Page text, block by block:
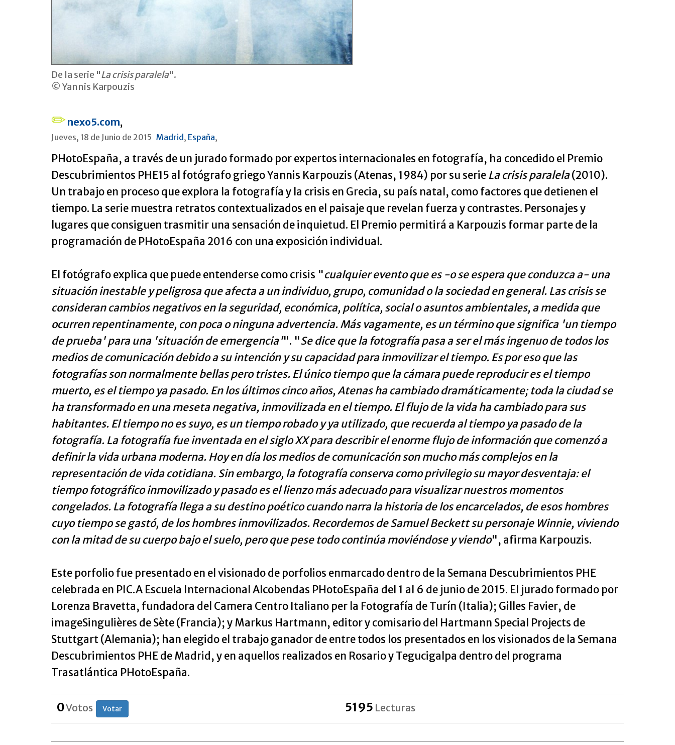
De la serie "La crisis paralela".
© Yannis Karpouzis
nexo5.com,
Jueves, 18 de Junio de 2015 Madrid , España,
PHotoEspaña, a través de un jurado formado por expertos internacionales en fotografía, ha concedido el Premio
Descubrimientos PHE15 al fotógrafo griego Yannis Karpouzis (Atenas, 1984) por su serie La crisis paralela(2010).
Un trabajo en proceso que explora la fotografía y la crisis en Grecia, su país natal, como factores que detienen el
tiempo. La serie muestra retratos contextualizados en el paisaje que revelan fuerza y contrastes. Personajes y
lugares que consiguen trasmitir una sensación de inquietud. El Premio permitirá a Karpouzis formar parte de la
programación de PHotoEspaña 2016 con una exposición individual.
El fotógrafo explica que puede entenderse como crisis "cualquier evento que es -o se espera que conduzca a- una
situación inestable y peligrosa que afecta a un individuo, grupo, comunidad o la sociedad en general. Las crisis se
consideran cambios negativos en la seguridad, económica, política, social o asuntos ambientales, a medida que
ocurren repentinamente, con poca o ninguna advertencia. Más vagamente, es un término que significa 'un tiempo
de prueba' para una 'situación de emergencia'". "Se dice que la fotografía pasa a ser el más ingenuo de todos los
medios de comunicación debido a su intención y su capacidad para inmovilizar el tiempo. Es por eso que las
fotografías son normalmente bellas pero tristes. El único tiempo que la cámara puede reproducir es el tiempo
muerto, es el tiempo ya pasado. En los últimos cinco años, Atenas ha cambiado dramáticamente; toda la ciudad se
ha transformado en una meseta negativa, inmovilizada en el tiempo. El flujo de la vida ha cambiado para sus
habitantes. El tiempo no es suyo, es un tiempo robado y ya utilizado, que recuerda al tiempo ya pasado de la
fotografía. La fotografía fue inventada en el siglo XX para describir el enorme flujo de información que comenzó a
definir la vida urbana moderna. Hoy en día los medios de comunicación son mucho más complejos en la
representación de vida cotidiana. Sin embargo, la fotografía conserva como privilegio su mayor desventaja: el
tiempo fotográfico inmovilizado y pasado es el lienzo más adecuado para visualizar nuestros momentos
congelados. La fotografía llega a su destino poético cuando narra la historia de los encarcelados, de esos hombres
cuyo tiempo se gastó, de los hombres inmovilizados. Recordemos de Samuel Beckett su personaje Winnie, viviendo
con la mitad de su cuerpo bajo el suelo, pero que pese todo continúa moviéndose y viendo", afirma Karpouzis.
Este porfolio fue presentado en el visionado de porfolios enmarcado dentro de la Semana Descubrimientos PHE
celebrada en PIC.A Escuela Internacional Alcobendas PHotoEspaña del 1 al 6 de junio de 2015. El jurado formado por
Lorenza Bravetta, fundadora del Camera Centro Italiano per la Fotografía de Turín (Italia); Gilles Favier, de
imageSingulières de Sète (Francia); y Markus Hartmann, editor y comisario del Hartmann Special Projects de
Stuttgart (Alemania); han elegido el trabajo ganador de entre todos los presentados en los visionados de la Semana
Descubrimientos PHE de Madrid, y en aquellos realizados en Rosario y Tegucigalpa dentro del programa
Trasatlántica PHotoEspaña.
0Votos Votar 5195 Lecturas